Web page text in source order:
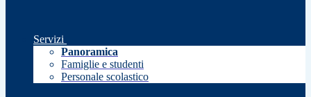
Servizi
Panoramica
Famiglie e studenti
Personale scolastico